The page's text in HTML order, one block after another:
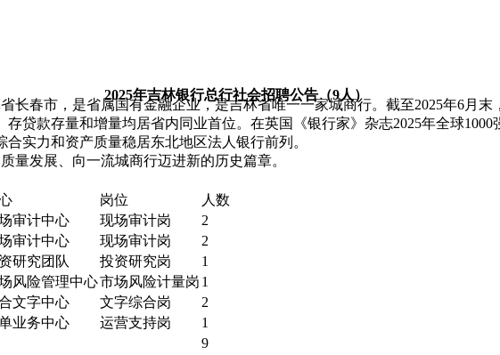
2025年吉林银行总行社会招聘公告（9人）
春市，是省属国有金融企业，是吉林省唯一一家城商行。截至2025年6月末
存贷款存量和增量均居省内同业首位。在英国《银行家》杂志2025年全球
实力和资产质量稳居东北地区法人银行前列。
发展、向一流城商行迈进新的历史篇章。
岗位
人数
审计中心 现场审计岗
2
审计中心 现场审计岗
2
研究团队 投资研究岗
1
风险管理中心市场风险计量岗 1
文字中心 文字综合岗
2
业务中心 运营支持岗
1
9